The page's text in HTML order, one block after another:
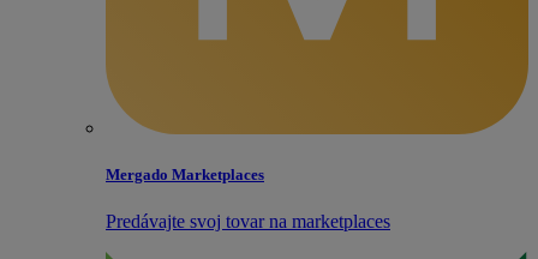
Mergado Marketplaces
Predávajte svoj tovar na marketplaces